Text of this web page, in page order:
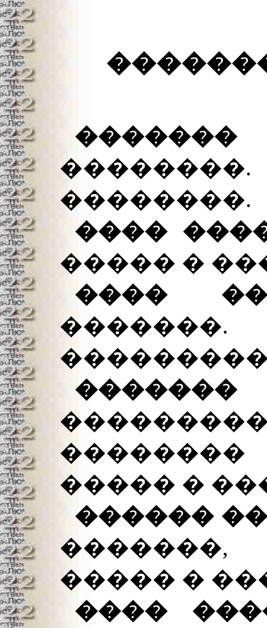
��������.
����
����� �
����
����� �
������
����� �
����